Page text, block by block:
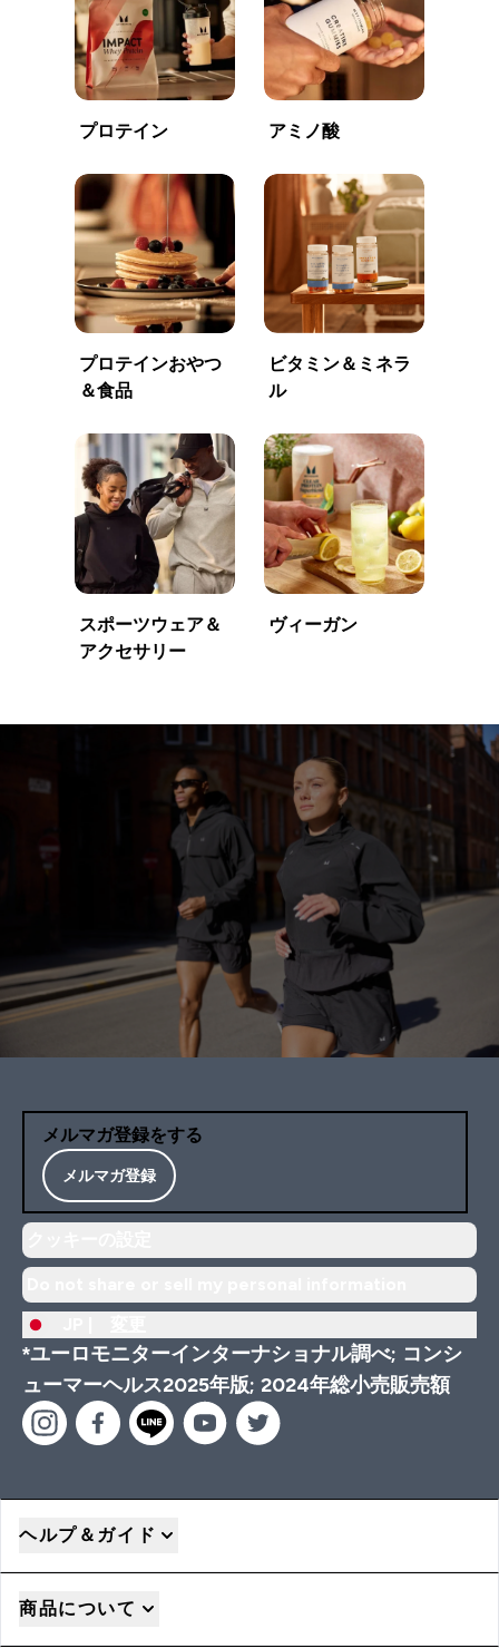
プロテイン アミノ酸
プロテインおやつ
＆食品
ビタミン＆ミネラ
ル
スポーツウェア＆
アクセサリー
ヴィーガン
メルマガ登録をする
メルマガ登録
*ユーロモニターインターナショナル調べ; コンシ
ューマーヘルス2025年版; 2024年総小売販売額
ヘルプ＆ガイド
商品について